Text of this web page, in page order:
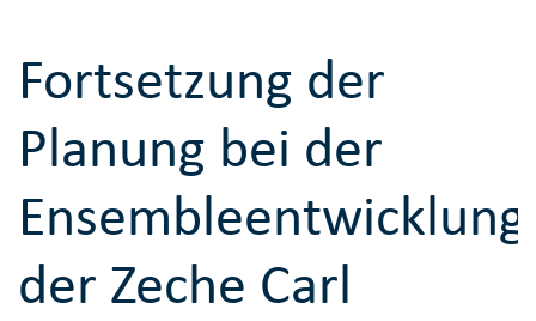
Fortsetzung der
Planung bei der
Ensembleentwicklung
der Zeche Carl